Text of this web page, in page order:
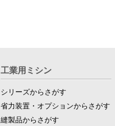
工業用ミシン
シリーズからさがす
省力装置・オプションからさがす
縫製品からさがす